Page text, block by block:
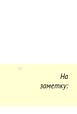
18
На
заметку: